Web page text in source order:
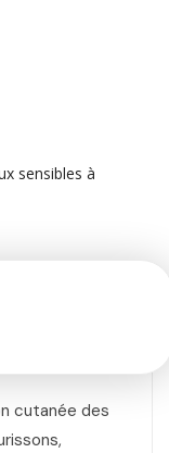
sensibles à
cutanée des